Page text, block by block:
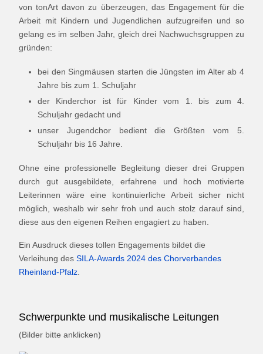
von tonArt davon zu überzeugen, das Engagement für die
Arbeit mit Kindern und Jugendlichen aufzugreifen und so
gelang es im selben Jahr, gleich drei Nachwuchsgruppen zu
gründen:
bei den Singmäusen starten die Jüngsten im Alter ab 4
Jahre bis zum 1. Schuljahr
der Kinderchor ist für Kinder vom 1. bis zum 4.
Schuljahr gedacht und
unser Jugendchor bedient die Größten vom 5.
Schuljahr bis 16 Jahre.
Ohne eine professionelle Begleitung dieser drei Gruppen
durch gut ausgebildete, erfahrene und hoch motivierte
Leiterinnen wäre eine kontinuierliche Arbeit sicher nicht
möglich, weshalb wir sehr froh und auch stolz darauf sind,
diese aus den eigenen Reihen engagiert zu haben.
Ein Ausdruck dieses tollen Engagements bildet die
Verleihung des SILA-Awards 2024 des Chorverbandes
Rheinland-Pfalz
Schwerpunkte und musikalische Leitungen
(Bilder bitte anklicken)